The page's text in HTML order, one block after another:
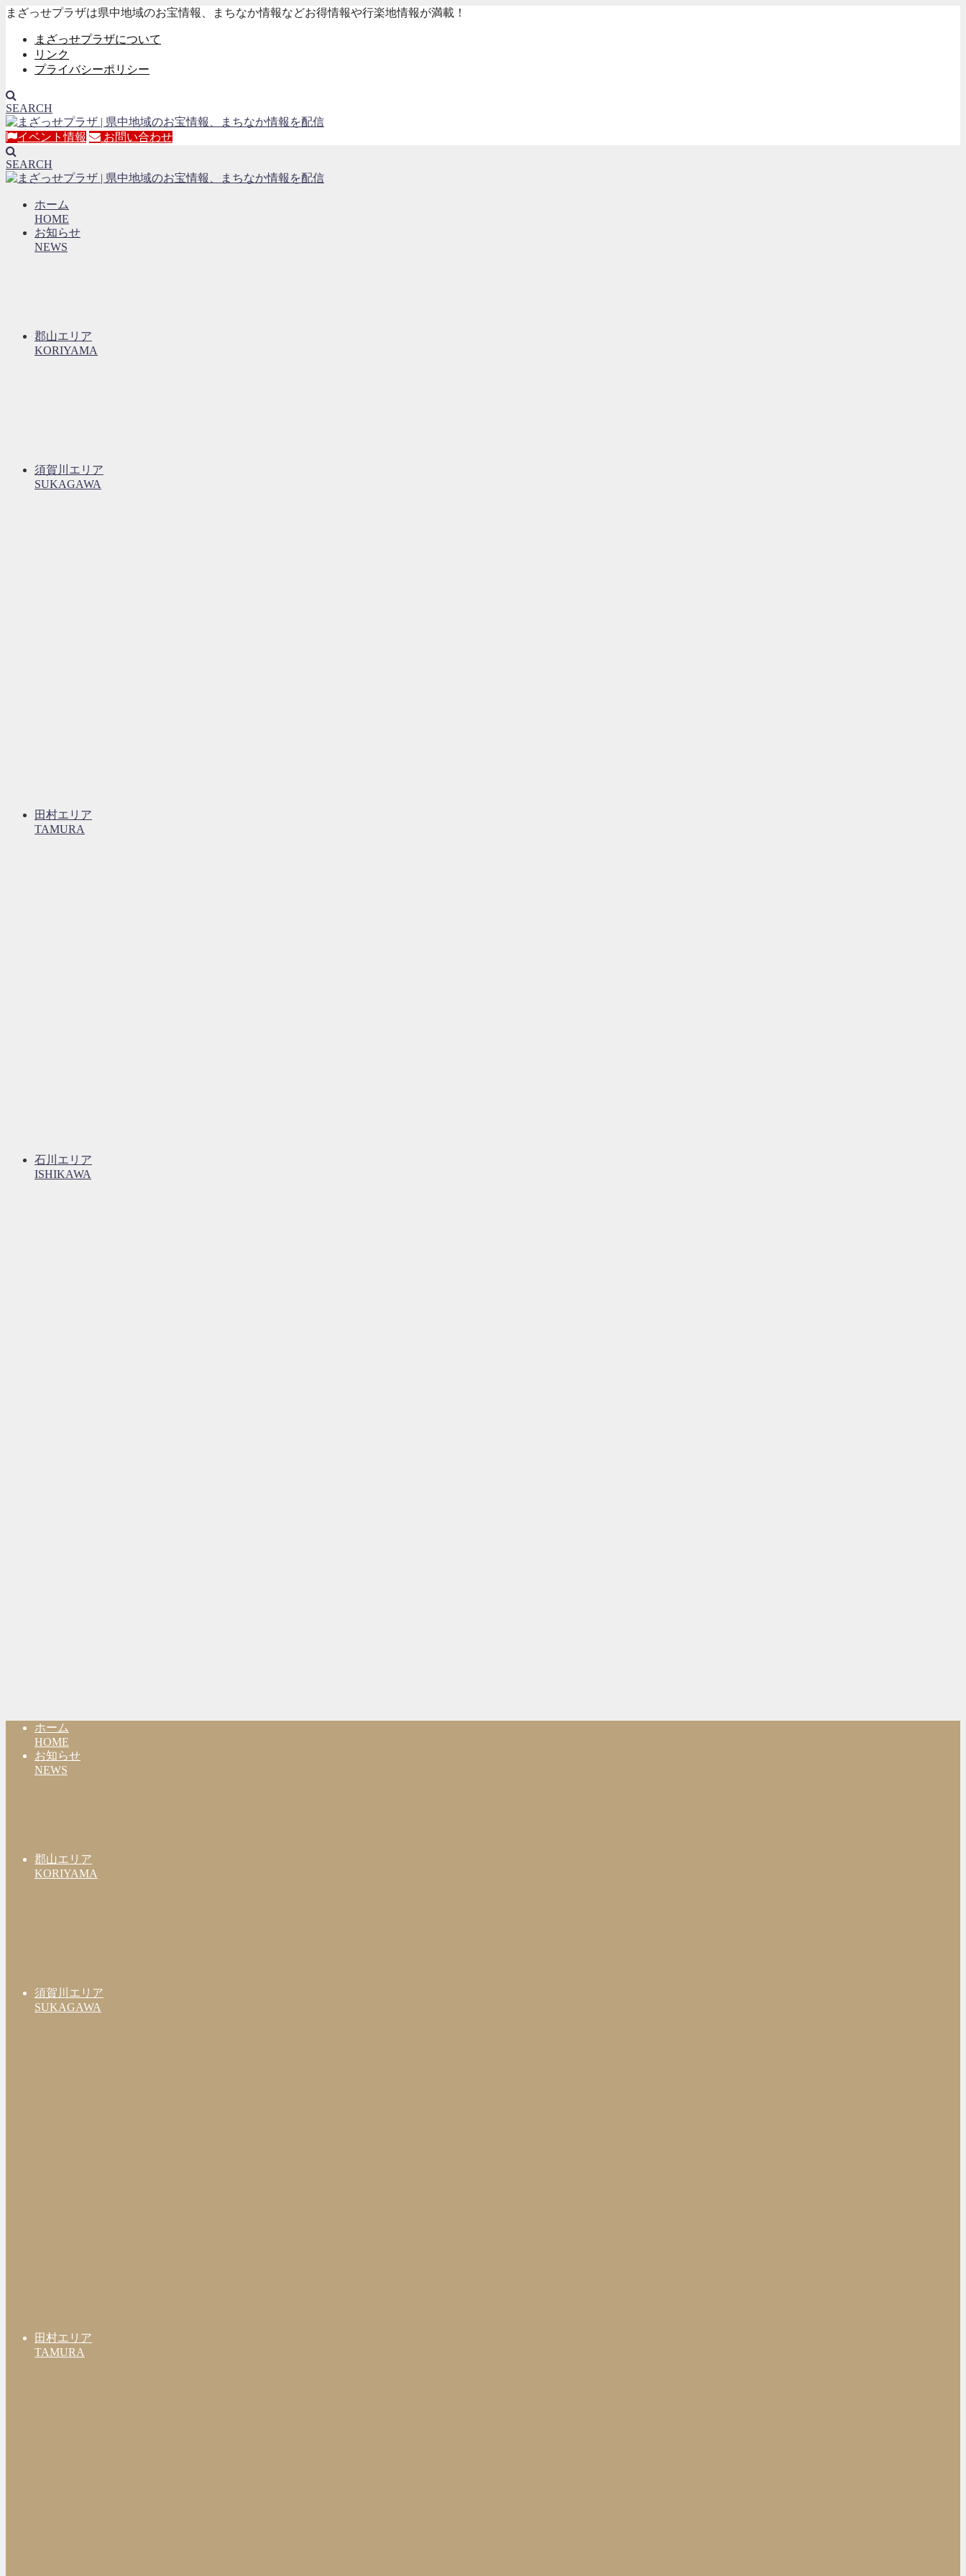
まざっせプラザは県中地域のお宝情報、まちなか情報などお得情報や行楽地情報が満載！
まざっせプラザについて
リンク
プライバシーポリシー
SEARCH
イベント情報 お問い合わせ
SEARCH
ホーム
HOME
お知らせ
NEWS
郡山エリア
KORIYAMA
須賀川エリア
SUKAGAWA
田村エリア
TAMURA
石川エリア
ISHIKAWA
ホーム
HOME
お知らせ
NEWS
郡山エリア
KORIYAMA
須賀川エリア
SUKAGAWA
田村エリア
TAMURA